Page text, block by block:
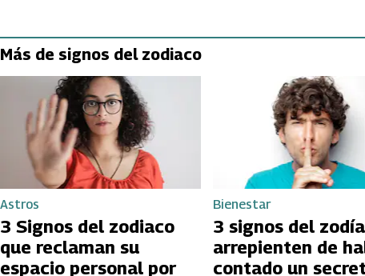
Más de signos del zodiaco
Astros
3 Signos del zodiaco
que reclaman su
espacio personal por
Bienestar
3 signos del
arrepienten de
contado un